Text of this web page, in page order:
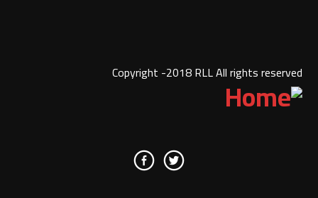
Copyright -2018 RLL All rights reserved